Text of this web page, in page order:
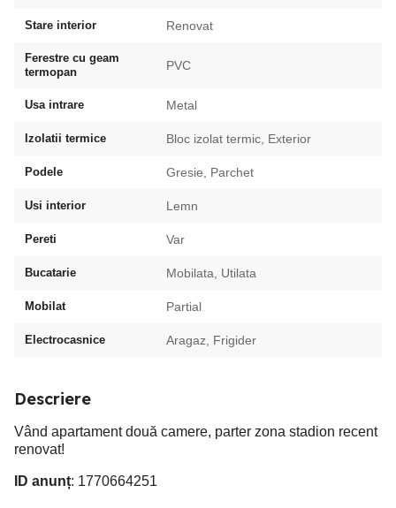
Stare interior Renovat
Ferestre cu geam
termopan
PVC
Usa intrare Metal
Izolatii termice Bloc izolat termic, Exterior
Podele Gresie, Parchet
Usi interior Lemn
Pereti Var
Bucatarie Mobilata, Utilata
Mobilat Partial
Electrocasnice Aragaz, Frigider
Descriere
Vând apartament două camere, parter zona stadion recent
renovat!
ID anunț: 1770664251